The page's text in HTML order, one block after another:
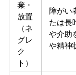
棄・
放置
（ネ
グレ
ク
ト）
障がい
たは長
や介助
や精神